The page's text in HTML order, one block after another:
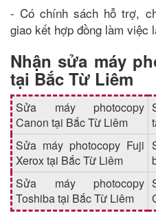
- Có chính sách hỗ trợ,
giao kết hợp đồng làm việc
Nhận sửa máy
tại Bắc Từ Liêm
Sửa máy photocopy
Canon tại Bắc Từ Liêm
Sửa máy photocopy Fuji
Xerox tại Bắc Từ Liêm
Sửa máy photocopy
Toshiba tại Bắc Từ Liêm